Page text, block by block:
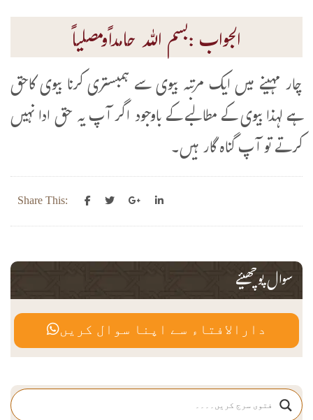
الجواب :بسم اللہ حامداًومصلیاً
چار مہینے میں ایک مرتبہ بیوی سے ہمبستری کرنا بیوی کاحق
ہے لہذا بیوی کے مطالبے کے باوجود اگر آپ یہ حق ادا نہیں
کرتے تو آپ گناہ گار ہیں۔
Share This:
سوال پوچھیئے
دارالافتاء سے اپنا سوال کریں